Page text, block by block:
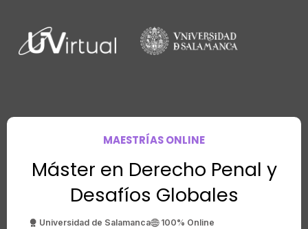
MAESTRÍAS ONLINE
Máster en Derecho Penal y
Desafíos Globales
Universidad de Salamanca 100% Online